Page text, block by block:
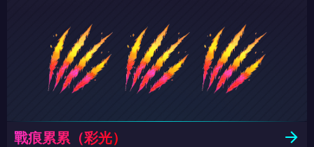
戰痕累累（彩光）